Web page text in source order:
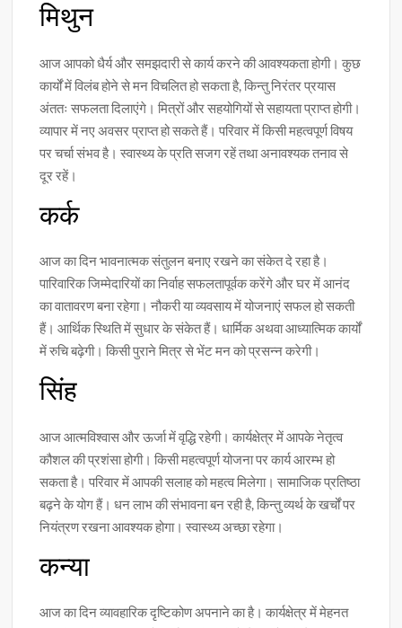
मिथुन
आज आपको धैर्य और समझदारी से कार्य करने की आवश्यकता होगी। कुछ
कार्यों में विलंब होने से मन विचलित हो सकता है, किन्तु निरंतर प्रयास
अंततः सफलता दिलाएंगे। मित्रों और सहयोगियों से सहायता प्राप्त होगी।
व्यापार में नए अवसर प्राप्त हो सकते हैं। परिवार में किसी महत्वपूर्ण विषय
पर चर्चा संभव है। स्वास्थ्य के प्रति सजग रहें तथा अनावश्यक तनाव से
दूर रहें।
कर्क
आज का दिन भावनात्मक संतुलन बनाए रखने का संकेत दे रहा है।
पारिवारिक जिम्मेदारियों का निर्वाह सफलतापूर्वक करेंगे और घर में आनंद
का वातावरण बना रहेगा। नौकरी या व्यवसाय में योजनाएं सफल हो सकती
हैं। आर्थिक स्थिति में सुधार के संकेत हैं। धार्मिक अथवा आध्यात्मिक कार्यों
में रुचि बढ़ेगी। किसी पुराने मित्र से भेंट मन को प्रसन्न करेगी।
सिंह
आज आत्मविश्वास और ऊर्जा में वृद्धि रहेगी। कार्यक्षेत्र में आपके नेतृत्व
कौशल की प्रशंसा होगी। किसी महत्वपूर्ण योजना पर कार्य आरम्भ हो
सकता है। परिवार में आपकी सलाह को महत्व मिलेगा। सामाजिक प्रतिष्ठा
बढ़ने के योग हैं। धन लाभ की संभावना बन रही है, किन्तु व्यर्थ के खर्चों पर
नियंत्रण रखना आवश्यक होगा। स्वास्थ्य अच्छा रहेगा।
कन्या
आज का दिन व्यावहारिक दृष्टिकोण अपनाने का है। कार्यक्षेत्र में मेहनत